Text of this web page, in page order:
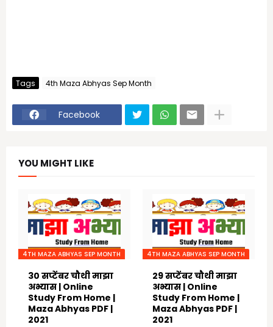
Tags 4th Maza Abhyas Sep Month
Facebook
YOU MIGHT LIKE
4TH MAZA ABHYAS SEP MONTH
30 सप्टेंबर चौथी माझा
अभ्यास | Online
Study From Home |
Maza Abhyas PDF |
2021
4TH MAZA ABHYAS SEP MONTH
29 सप्टेंबर चौथी माझा
अभ्यास | Online
Study From Home |
Maza Abhyas PDF |
2021